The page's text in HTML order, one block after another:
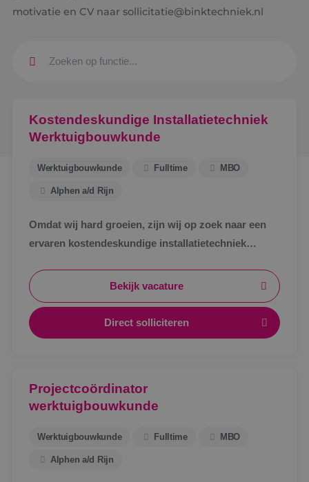
motivatie en CV naar sollicitatie@binktechniek.nl
Kostendeskundige Installatietechniek
Werktuigbouwkunde
Werktuigbouwkunde Fulltime MBO
Alphen a/d Rijn
Omdat wij hard groeien, zijn wij op zoek naar een
ervaren kostendeskundige installatietechniek
Bekijk vacature
Direct solliciteren
Projectcoördinator
werktuigbouwkunde
Werktuigbouwkunde Fulltime MBO
Alphen a/d Rijn